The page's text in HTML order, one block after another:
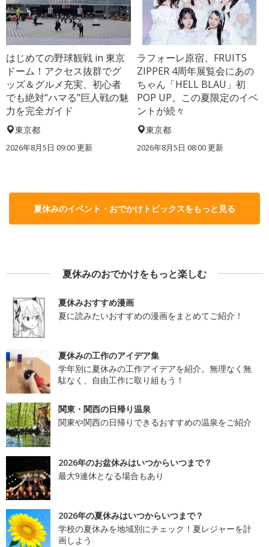
はじめての野球観戦 in 東京
ドーム！アクセス抜群でグ
ッズ＆グルメ充実、初心者
でも絶対“ハマる”巨人戦の魅
力を完全ガイド
東京都
2026年8月5日 09:00更新
ラフォーレ原宿、FRUITS
ZIPPER 4周年展覧会にあの
ちゃん「HELL BLAU」初
POP UP。この夏限定のイベ
ントが続々
東京都
2026年8月5日 08:00更新
夏休みのイベント・おでかけトピックスをもっと見る
夏休みのおでかけをもっと楽しむ
夏休みおすすめ漫画
夏に読みたいおすすめの漫画をまとめてご紹介！
夏休みの工作のアイデア集
学年別に夏休みの工作アイデアを紹介。無理なく無
駄なく、自由工作に取り組もう！
関東・関西の日帰り温泉
関東や関西の日帰りできるおすすめの温泉をご紹介
2026年のお盆休みはいつからいつまで？
最大9連休となる場合もあり
2026年の夏休みはいつからいつまで？
学校の夏休みを地域別にチェック！夏レジャーを計
画しよう